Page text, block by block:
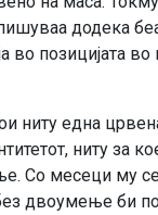
додека
позицијата во
ниту една
ниту за
Со месеци му
двоумење би